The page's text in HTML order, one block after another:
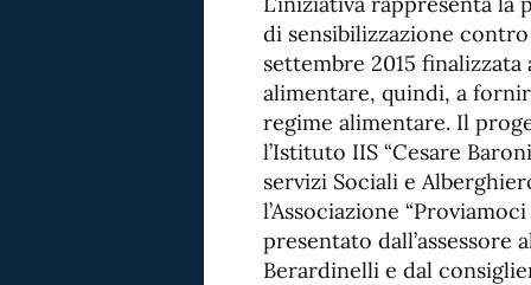
di sensibilizzazione contro
settembre 2015
alimentare, quindi, a
regime alimentare. Il
l’Istituto IIS “Cesare
servizi Sociali e
l’Associazione
presentato
Berardinelli e dal